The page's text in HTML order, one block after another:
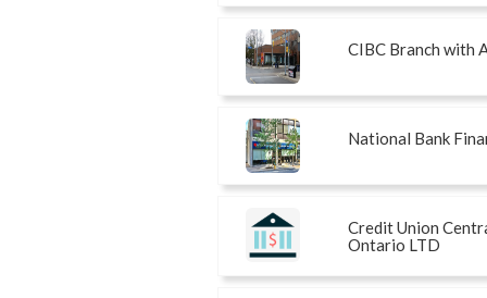
CIBC Branch with
National Bank
Credit Union
Ontario LTD